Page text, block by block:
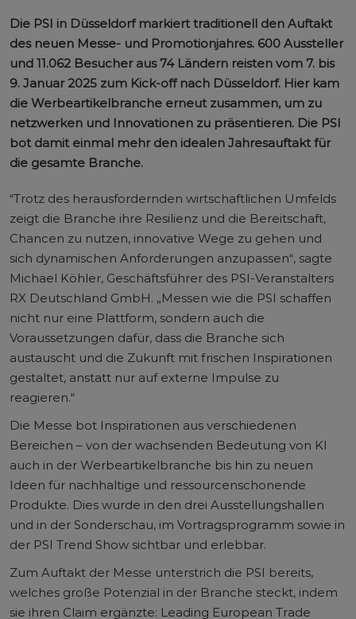
Die PSI in Düsseldorf markiert traditionell den Auftakt
des neuen Messe- und Promotionjahres. 600 Aussteller
und 11.062 Besucher aus 74 Ländern reisten vom 7. bis
9. Januar 2025 zum Kick-off nach Düsseldorf. Hier kam
die Werbeartikelbranche erneut zusammen, um zu
netzwerken und Innovationen zu präsentieren. Die PSI
bot damit einmal mehr den idealen Jahresauftakt für
die gesamte Branche.
“Trotz des herausfordernden wirtschaftlichen Umfelds
zeigt die Branche ihre Resilienz und die Bereitschaft,
Chancen zu nutzen, innovative Wege zu gehen und
sich dynamischen Anforderungen anzupassen“, sagte
Michael Köhler, Geschäftsführer des PSI-Veranstalters
RX Deutschland GmbH. „Messen wie die PSI schaffen
nicht nur eine Plattform, sondern auch die
Voraussetzungen dafür, dass die Branche sich
austauscht und die Zukunft mit frischen Inspirationen
gestaltet, anstatt nur auf externe Impulse zu
reagieren.“
Die Messe bot Inspirationen aus verschiedenen
Bereichen – von der wachsenden Bedeutung von KI
auch in der Werbeartikelbranche bis hin zu neuen
Ideen für nachhaltige und ressourcenschonende
Produkte. Dies wurde in den drei Ausstellungshallen
und in der Sonderschau, im Vortragsprogramm sowie in
der PSI Trend Show sichtbar und erlebbar.
Zum Auftakt der Messe unterstrich die PSI bereits,
welches große Potenzial in der Branche steckt, indem
sie ihren Claim ergänzte: Leading European Trade